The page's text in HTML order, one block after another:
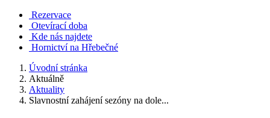
Rezervace
Otevírací doba
Kde nás najdete
Hornictví na Hřebečné
Úvodní stránka
Aktuálně
Aktuality
Slavnostní zahájení sezóny na dole...